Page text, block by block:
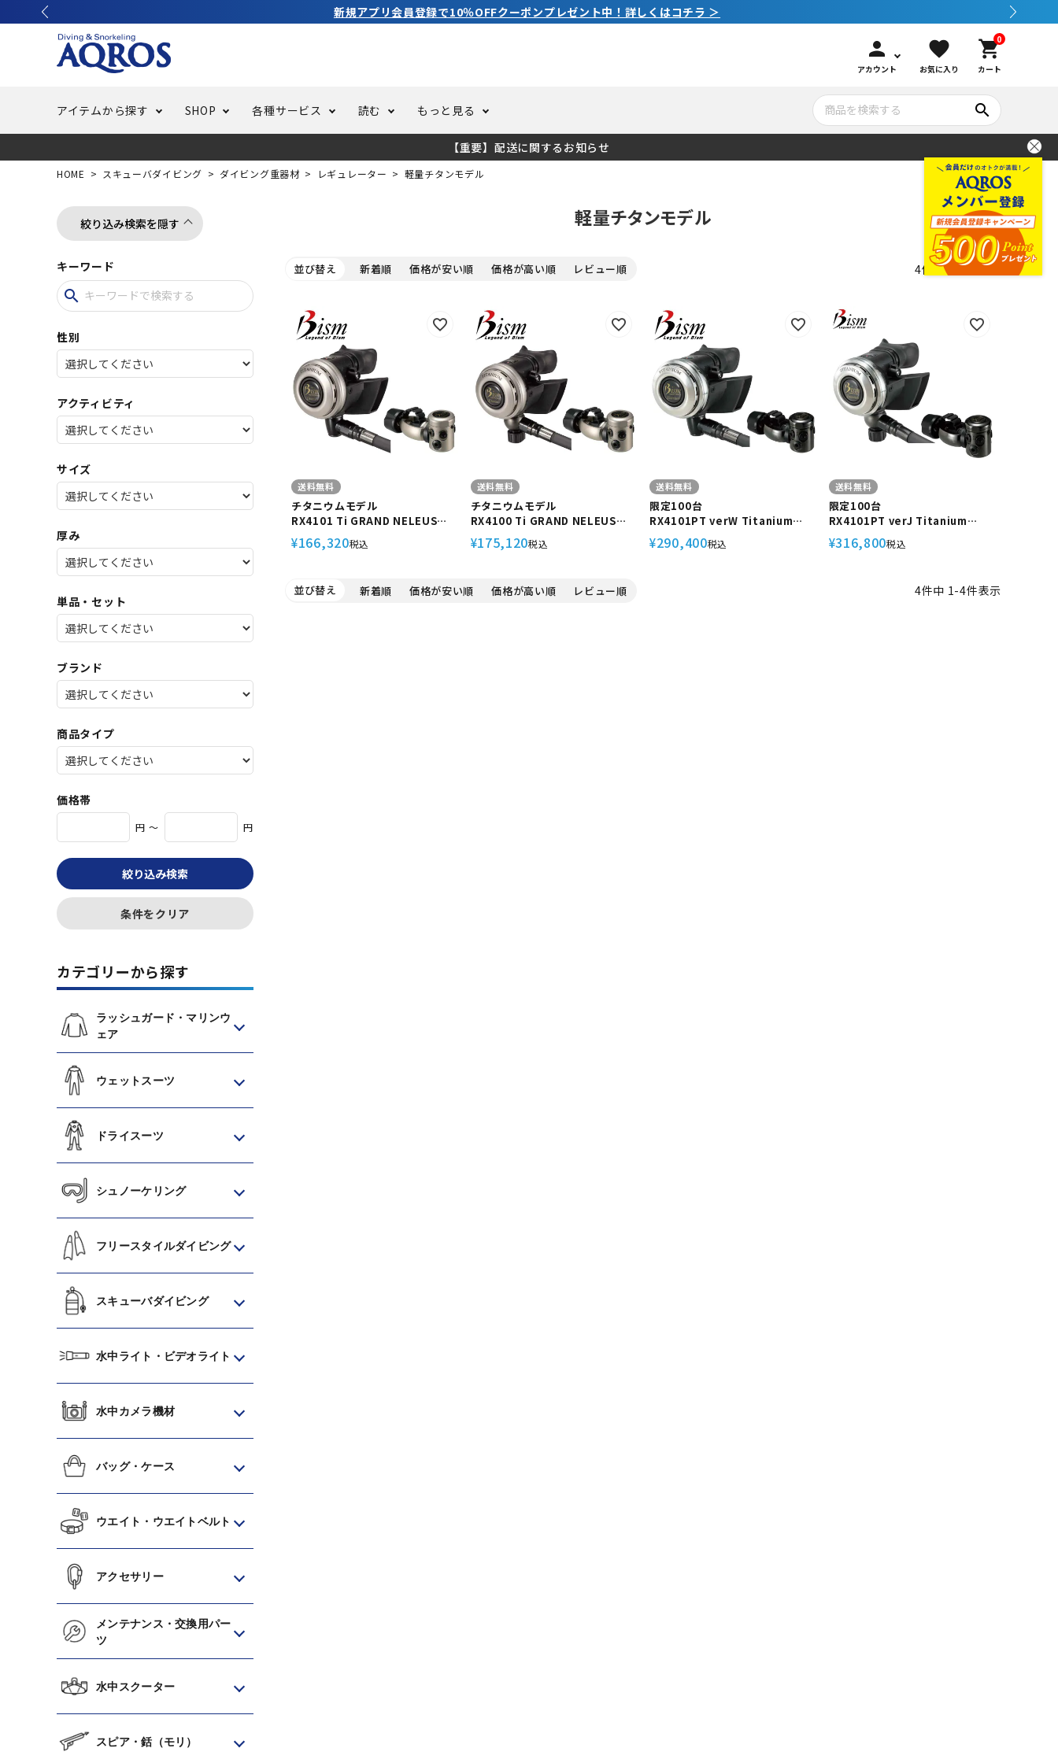
3,980円（税込）以上のご購入で送料無料！
person
アカウント
favorite
お気に入り
0
shopping_cart
カート
アイテムから探す
ラッシュガード・水着・マリンウェア ウエットスーツ
フリースタイルダイビング 水中ライト・ビデオライト
バッグ・ケース ウエイト・ウエイトベルト アクセサリー メンテナンサービス・交換用パーツ
スイミング アウトドア
SALE 店舗限定商品
SHOP
池袋店／IKEBUKURO
各種サービス
バッテリー交換 オーバーホール
読む
ニュース 特集
でしか 今コレ愛用してます！
もっと見る
ご利用ガイド はじめての方へ
LINE ID連携でお買い物が便利に 海の遊びをもっと知る
求人
search
【重要】配送に関するお知らせ
HOME スキューバダイビング ダイビング重器材 レギュレーター 軽量チタンモデル
絞り込み検索を隠す
キーワード
search
性別
アクティビティ
サイズ
厚み
単品・セット
ブランド
商品タイプ
価格帯
円 ～ 円
絞り込み検索
条件をクリア
カテゴリーから探す
ラッシュガード・マリンウ
ェア
ウェットスーツ
ドライスーツ
シュノーケリング
フリースタイルダイビング
スキューバダイビング
水中ライト・ビデオライト
水中カメラ機材
バッグ・ケース
ウエイト・ウエイトベルト
アクセサリー
メンテナンス・交換用パー
ツ
水中スクーター
スピア・銛（モリ）
軽量チタンモデル
並び替え 新着順 価格が安い順 価格が高い順 レビュー順 4件中1 -4件表示
送料無料
チタニウムモデル
RX4101 Ti GRAND NELEUS
ver.W Bism/ビーイズム チタン製
レギュレーター 流量ノブなし
¥166,320税込
送料無料
チタニウムモデル
RX4100 Ti GRAND NELEUS
ver.J Bism/ビーイズム チタン
製レギュレーター 流量ノブあり
¥175,120税込
送料無料
限定100台
RX4101PT verW Titanium
Bism/ビーイズム チタン ダイビ
ング 重器材 スキューバダイビン
¥290,400税込
送料無料
限定100台
RX4101PT verJ Titanium
Bism/ビーイズム チタン ダイビ
ング 重器材 スキューバダイビン
¥316,800税込
並び替え 新着順 価格が安い順 価格が高い順 レビュー順 4件中 1-4件表示